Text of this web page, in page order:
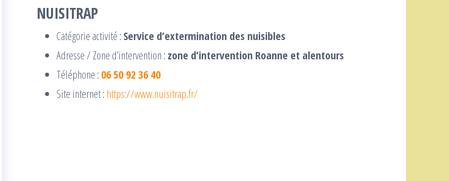
NUISITRAP
Catégorie activité : Service d’extermination des nuisibles
Adresse / Zone d’intervention : zone d’intervention Roanne et alentours
Téléphone : 06 50 92 36 40
Site internet : https://www.nuisitrap.fr/